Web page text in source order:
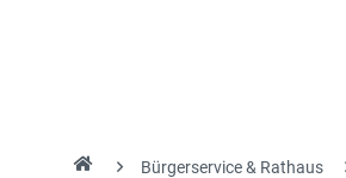
Bürgerservice & Rathaus